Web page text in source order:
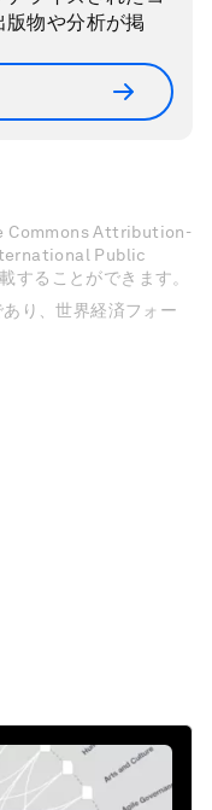
物や分析が掲
Commons Attribution-
Public
することができます。
り、世界経済フォー